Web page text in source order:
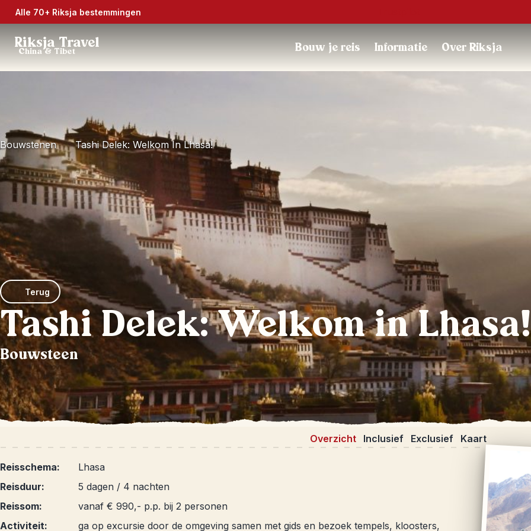
Alle 70+ Riksja bestemmingen
Riksja Travel
China & Tibet Bouw je reis Informatie Over Riksja
Bouwstenen Tashi Delek: Welkom In Lhasa!
Terug
Tashi Delek: Welkom in Lhasa!
Bouwsteen
Overzicht Inclusief Exclusief Kaart
Reisschema:
Lhasa
Reisduur:
5 dagen / 4 nachten
Reissom:
vanaf € 990,- p.p. bij 2 personen
Activiteit:
ga op excursie door de omgeving samen met gids en bezoek tempels, kloosters,